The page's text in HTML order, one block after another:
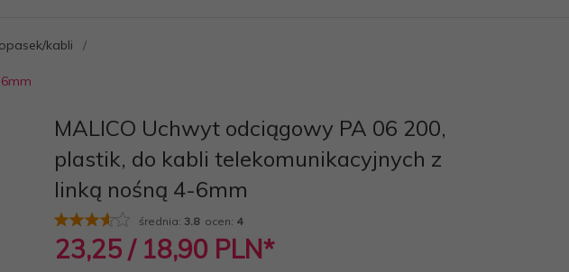
kabli
MALICO Uchwyt odciągowy PA 06 200,
plastik, do kabli telekomunikacyjnych z
linką nośną 4-6mm
średnia: 3.8ocen: 4
23,25 / 18,90 PLN*